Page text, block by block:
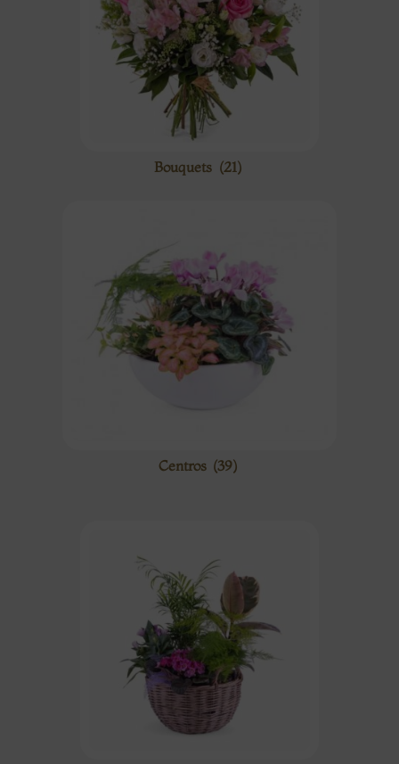
Bouquets (21)
Centros (39)